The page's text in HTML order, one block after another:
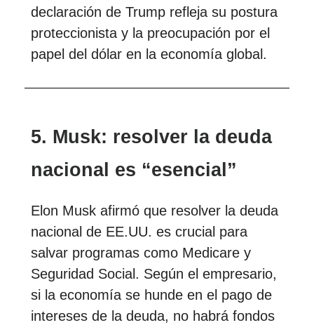
declaración de Trump refleja su postura
proteccionista y la preocupación por el
papel del dólar en la economía global.
5. Musk: resolver la deuda
nacional es “esencial”
Elon Musk afirmó que resolver la deuda
nacional de EE.UU. es crucial para
salvar programas como Medicare y
Seguridad Social. Según el empresario,
si la economía se hunde en el pago de
intereses de la deuda, no habrá fondos